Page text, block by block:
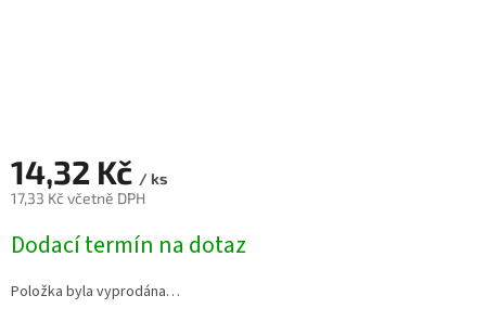
14,32 Kč / ks
17,33 Kč včetně DPH
cena:
Dodací termín na dotaz
Položka byla vyprodána…